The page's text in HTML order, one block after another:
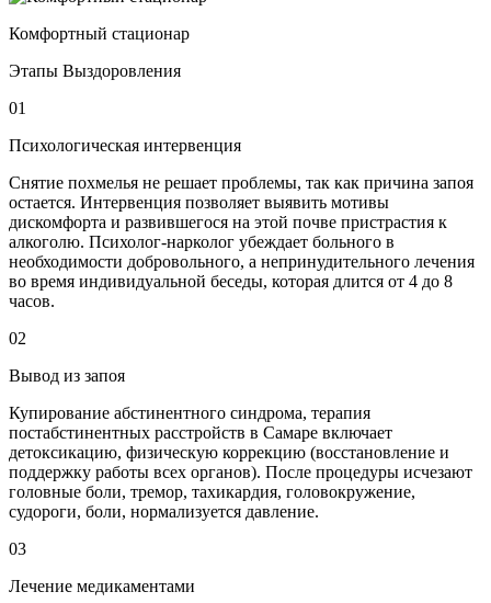
Комфортный стационар
Этапы Выздоровления
01
Психологическая интервенция
Снятие похмелья не решает проблемы, так как причина запоя
остается. Интервенция позволяет выявить мотивы
дискомфорта и развившегося на этой почве пристрастия к
алкоголю. Психолог-нарколог убеждает больного в
необходимости добровольного, а непринудительного лечения
во время индивидуальной беседы, которая длится от 4 до 8
часов.
02
Вывод из запоя
Купирование абстинентного синдрома, терапия
постабстинентных расстройств в Самаре включает
детоксикацию, физическую коррекцию (восстановление и
поддержку работы всех органов). После процедуры исчезают
головные боли, тремор, тахикардия, головокружение,
судороги, боли, нормализуется давление.
03
Лечение медикаментами